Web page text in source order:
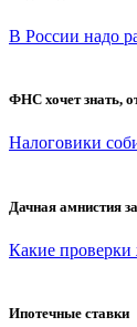
В России надо
ФНС хочет знать,
Налоговики
Дачная амнистия
Какие проверки
Ипотечные ставки